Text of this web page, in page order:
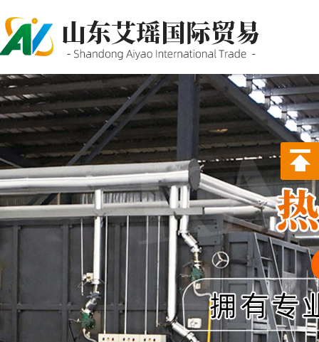
PROBURN手机网页版,P站最新
版下载,PORNHUB免登录版APP
下载